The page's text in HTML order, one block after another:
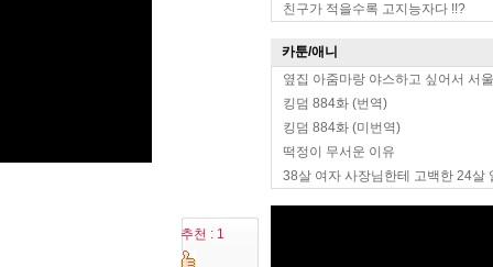
친구가 적을수록 고지능자다 !!?
카툰/애니
옆집 아줌마랑 야스하고 싶어서 서
킹덤 884화 (번역)
킹덤 884화 (미번역)
떡정이 무서운 이유
38살 여자 사장님한테 고백한 24살
추천 : 1